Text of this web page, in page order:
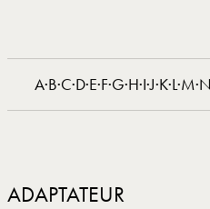
A·B·C·D·E·F·G·H·I·J·K·L·M·N
ADAPTATEUR